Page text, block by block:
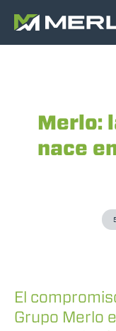
Merlo:
nace
El
Grupo Merlo